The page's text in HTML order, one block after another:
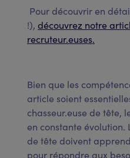
Pour découvrir en
!), découvrez notre
recruteur.euses.
Bien que les
article soient
chasseur.euse de tête,
en constante évolution.
de tête doivent
pour répondre aux